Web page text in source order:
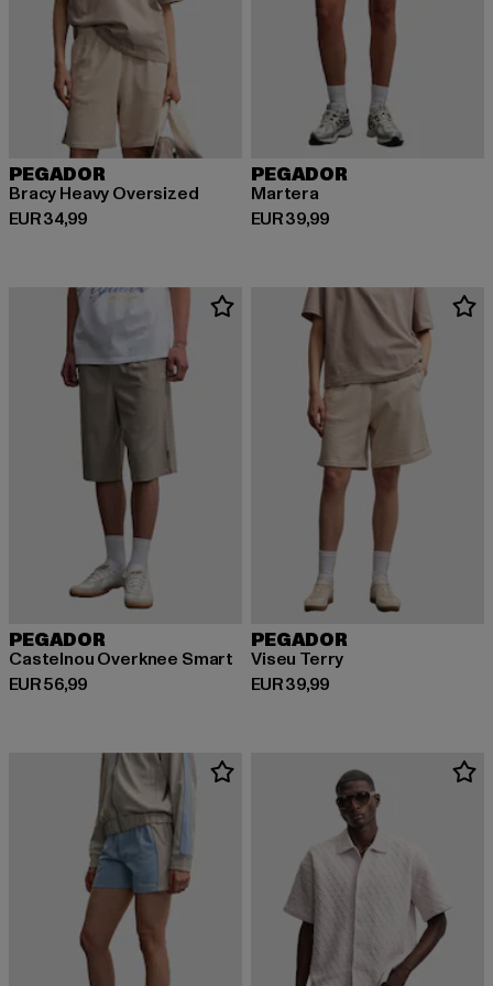
PEGADOR
Bracy Heavy Oversized
EUR 34,99
Derzeitiger Preis: EUR 34,99
PEGADOR
Martera
EUR 39,99
Derzeitiger Preis: EUR 39,99
PEGADOR
Castelnou Overknee Smart
EUR 56,99
Derzeitiger Preis: EUR 56,99
PEGADOR
Viseu Terry
EUR 39,99
Derzeitiger Preis: EUR 39,99